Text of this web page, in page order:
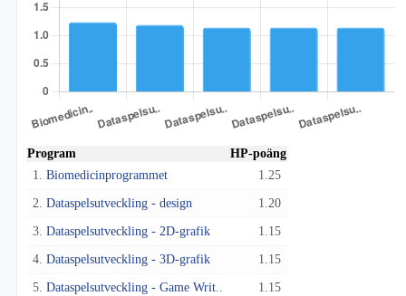
Program
HP-poäng
1. Biomedicinprogrammet 1.25
2. Dataspelsutveckling - design 1.20
3. Dataspelsutveckling - 2D-grafik 1.15
4. Dataspelsutveckling - 3D-grafik 1.15
5. Dataspelsutveckling - Game Writ.. 1.15